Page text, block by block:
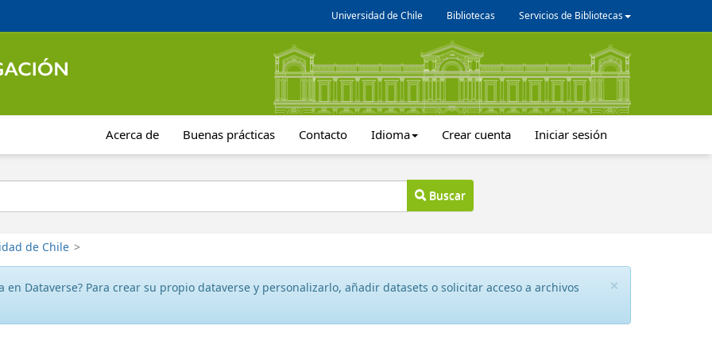
Universidad de Chile Bibliotecas Servicios de Bibliotecas
Acerca de Buenas prácticas Contacto Idioma Crear cuenta Iniciar sesión
Buscar
de Chile >
×
en Dataverse? Para crear su propio dataverse y personalizarlo, añadir datasets o solicitar acceso a archivos